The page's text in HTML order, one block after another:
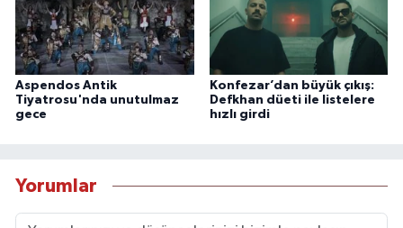
Aspendos Antik
Tiyatrosu'nda unutulmaz
gece
Konfezar’dan büyük çıkış:
Defkhan düeti ile listelere
hızlı girdi
Yorumlar